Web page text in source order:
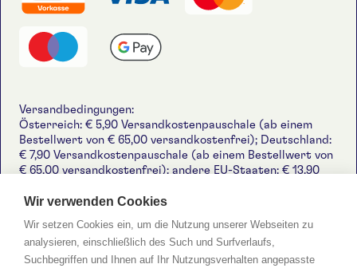
Versandbedingungen:
Österreich: € 5,90 Versandkostenpauschale (ab einem
Bestellwert von € 65,00 versandkostenfrei); Deutschland:
7,90 Versandkostenpauschale (ab einem Bestellwert von
65,00 versandkostenfrei); andere EU-Staaten: € 13,90
99,00 versandkostenfrei); Schweiz und Großbritannien:
139,00 versandkostenfrei).
© 2026 Poldersgarten
Impressum
AGB
Widerruf-Formular
Wir verwenden Cookies
Wir setzen Cookies ein, um die Nutzung unserer Webseiten zu
analysieren, einschließlich des Such und Surfverlaufs,
Suchbegriffen und Ihnen auf Ihr Nutzungsverhalten angepasste